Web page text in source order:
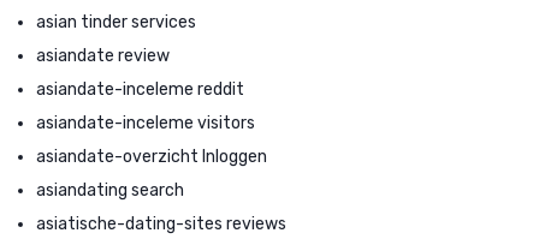
asian tinder services
asiandate review
asiandate-inceleme reddit
asiandate-inceleme visitors
asiandate-overzicht Inloggen
asiandating search
asiatische-dating-sites reviews